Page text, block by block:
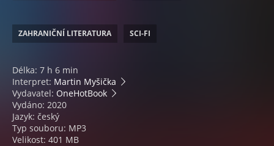
ZAHRANIČNÍ LITERATURA SCI-FI
Délka: 7 h 6 min
Interpret: Martin Myšička
Vydavatel: OneHotBook
Vydáno: 2020
Jazyk: český
Typ souboru: MP3
Velikost: 401 MB